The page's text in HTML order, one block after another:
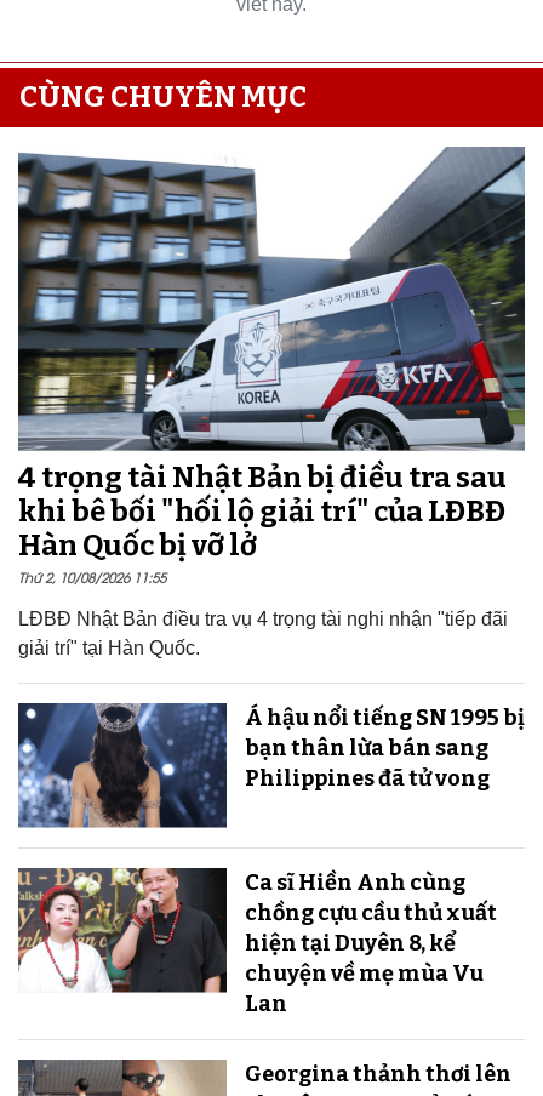
viết này.
CÙNG CHUYÊN MỤC
4 trọng tài Nhật Bản bị điều tra sau
khi bê bối "hối lộ giải trí" của LĐBĐ
Hàn Quốc bị vỡ lở
Thứ 2, 10/08/2026 11:55
LĐBĐ Nhật Bản điều tra vụ 4 trọng tài nghi nhận "tiếp đãi
giải trí" tại Hàn Quốc.
Á hậu nổi tiếng SN 1995 bị
bạn thân lừa bán sang
Philippines đã tử vong
Ca sĩ Hiền Anh cùng
chồng cựu cầu thủ xuất
hiện tại Duyên 8, kể
chuyện về mẹ mùa Vu
Lan
Georgina thảnh thơi lên